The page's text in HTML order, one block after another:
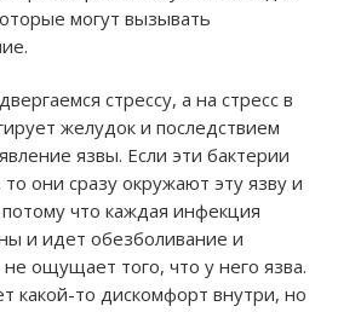
могут вызывать
стрессу, а на стресс в
желудок и последствием
язвы. Если эти бактерии
они сразу окружают эту язву и
что каждая инфекция
и идет обезболивание и
ощущает того, что у него язва.
какой-то дискомфорт внутри, но